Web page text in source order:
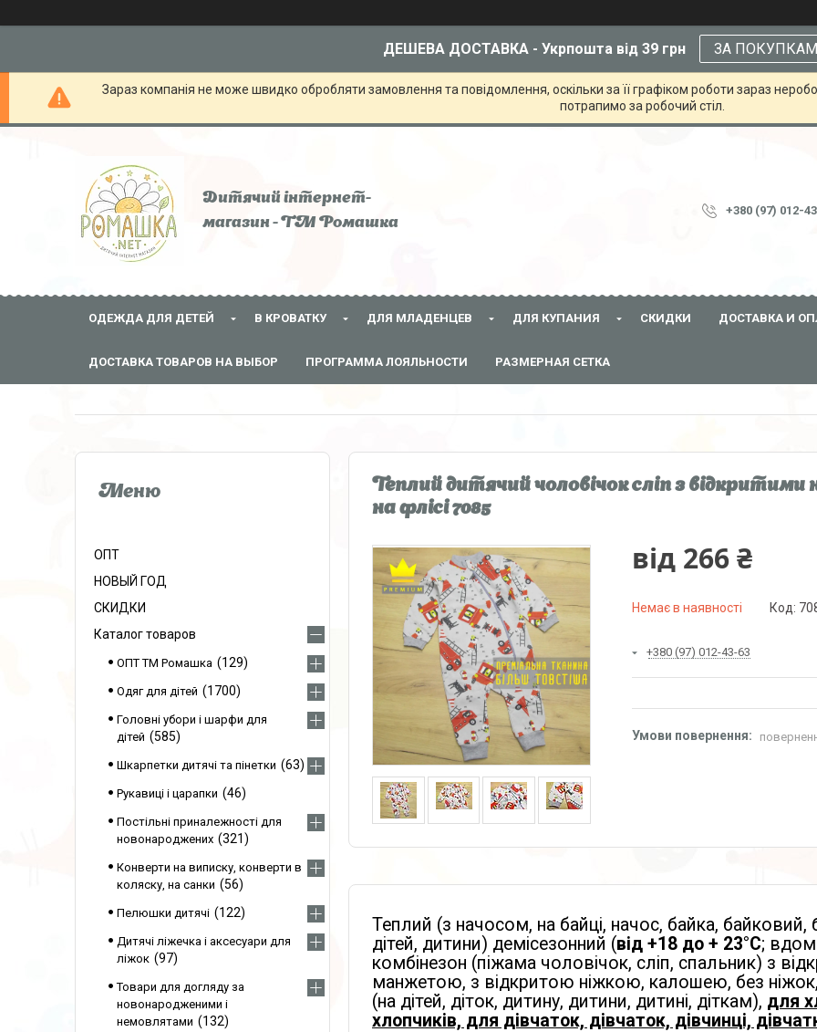
ДЕШЕВА ДОСТАВКА - Укрпошта від 39 грн ЗА
Зараз компанія не може швидко обробляти замовлення та повідомлення, оскільки за її графіком роботи зараз
потрапимо за робочий стіл.
Дитячий інтернет-
магазин - ТМ Ромашка
+380 (97) 012-
ОДЕЖДА ДЛЯ ДЕТЕЙ В КРОВАТКУ ДЛЯ МЛАДЕНЦЕВ ДЛЯ КУПАНИЯ СКИДКИ ДОСТАВКА И
ДОСТАВКА ТОВАРОВ НА ВЫБОР ПРОГРАММА ЛОЯЛЬНОСТИ РАЗМЕРНАЯ СЕТКА
Теплий дитячий чоловічок сліп з відкритими
на флісі 7085
від 266 ₴
Немає в наявності Код:
+380 (97) 012-43-63
Теплий (з начосом, на байці, начос, байка, байковий,
дітей, дитини) демісезонний (від +18 до + 23°С;
комбінезон (піжама чоловічок, сліп, спальник) з
манжетою, з відкритою ніжкою, калошею, без ніжок,
(на дітей, діток, дитину, дитини, дитині, діткам), для
хлопчиків, для дівчаток, дівчаток, дівчинці,
ОПТ
НОВЫЙ ГОД
СКИДКИ
Каталог товаров
ОПТ ТМ Ромашка 129
Одяг для дітей 1700
Головні убори і шарфи для
дітей
585
Шкарпетки дитячі та пінетки 63
Рукавиці і царапки 46
Постільні приналежності для
новонароджених
321
Конверти на виписку, конверти в
коляску, на санки
56
Пелюшки дитячі 122
Дитячі ліжечка і аксесуари для
ліжок
97
Товари для догляду за
новонародженими і
немовлятами
132